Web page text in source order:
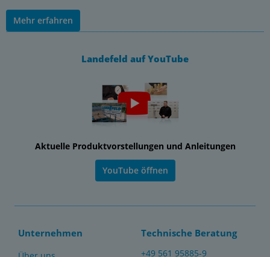
Mehr erfahren
Landefeld auf YouTube
Aktuelle Produktvorstellungen und Anleitungen
YouTube öffnen
Unternehmen Technische Beratung
+49 561 95885-9